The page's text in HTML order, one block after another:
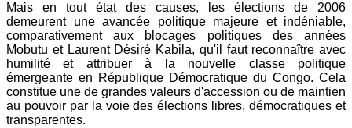
Mais en tout état des causes, les élections de 2006
demeurent une avancée politique majeure et indéniable,
comparativement aux blocages politiques des années
Mobutu et Laurent Désiré Kabila, qu'il faut reconnaître avec
humilité et attribuer à la nouvelle classe politique
émergeante en République Démocratique du Congo. Cela
constitue une de grandes valeurs d'accession ou de maintien
au pouvoir par la voie des élections libres, démocratiques et
transparentes.